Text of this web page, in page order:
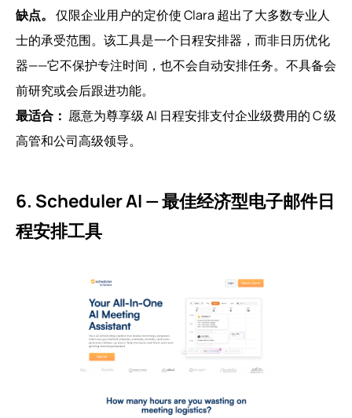
缺点。 仅限企业用户的定价使 Clara 超出了大多数专业人
士的承受范围。该工具是一个日程安排器，而非日历优化
器——它不保护专注时间，也不会自动安排任务。不具备会
前研究或会后跟进功能。
最适合： 愿意为尊享级 AI 日程安排支付企业级费用的 C 级
高管和公司高级领导。
6. Scheduler AI — 最佳经济型电子邮件日
程安排工具